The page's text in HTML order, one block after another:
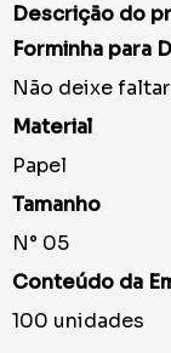
Descrição do
Forminha para
Não deixe
Material
Papel
Tamanho
N° 05
Conteúdo da
100 unidades